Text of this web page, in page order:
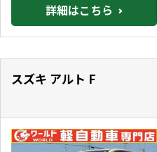
詳細はこちら
スズキ アルト F